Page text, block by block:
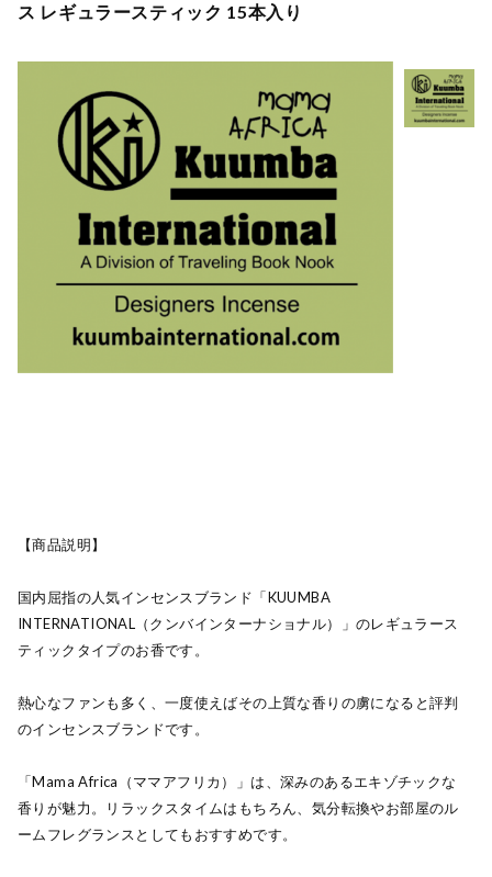
ス レギュラースティック 15本入り
【商品説明】
国内屈指の人気インセンスブランド「KUUMBA
INTERNATIONAL（クンバインターナショナル）」のレギュラース
ティックタイプのお香です。
熱心なファンも多く、一度使えばその上質な香りの虜になると評判
のインセンスブランドです。
「Mama Africa（ママアフリカ）」は、深みのあるエキゾチックな
香りが魅力。リラックスタイムはもちろん、気分転換やお部屋のル
ームフレグランスとしてもおすすめです。